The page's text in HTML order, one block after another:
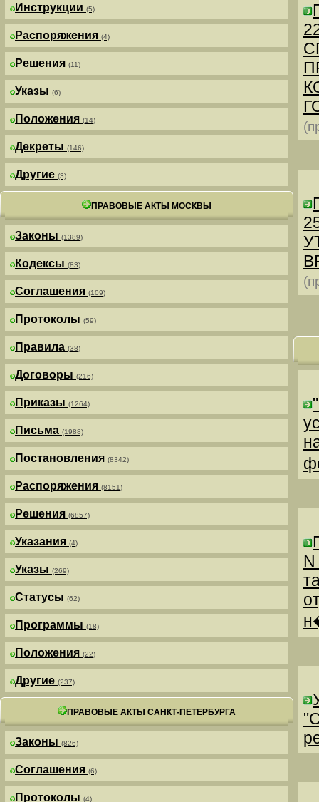
Инструкции (5)
Распоряжения (4)
Решения (11)
Указы (6)
Положения (14)
Декреты (146)
Другие (3)
ПРАВОВЫЕ АКТЫ МОСКВЫ
Законы (1389)
Кодексы (83)
Соглашения (109)
Протоколы (59)
Правила (38)
Договоры (216)
Приказы (1264)
Письма (1988)
Постановления (8342)
Распоряжения (8151)
Решения (6857)
Указания (4)
Указы (269)
Статусы (62)
Программы (18)
Положения (22)
Другие (237)
ПРАВОВЫЕ АКТЫ САНКТ-ПЕТЕРБУРГА
Законы (826)
Соглашения (6)
Протоколы (4)